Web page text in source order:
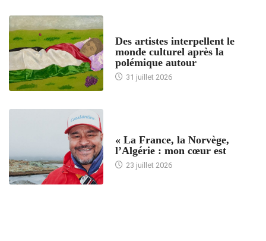
Des artistes interpellent le
monde culturel après la
polémique autour
31 juillet 2026
« La France, la Norvège,
l’Algérie : mon cœur est
23 juillet 2026